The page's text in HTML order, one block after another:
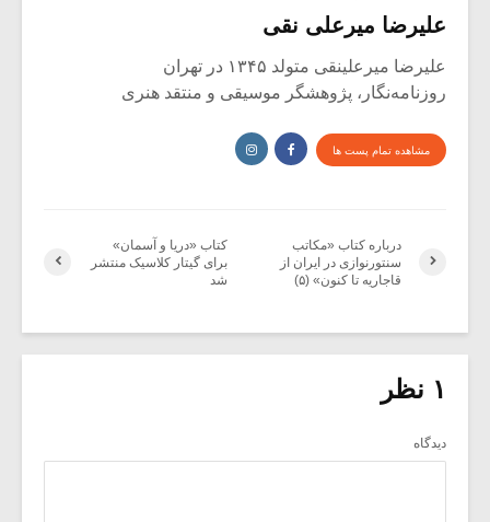
علیرضا میرعلی نقی
علیرضا میرعلینقی متولد ۱۳۴۵ در تهران
روزنامه‌نگار، پژوهشگر موسیقی و منتقد هنری
مشاهده تمام پست ها
کتاب «دریا و آسمان»
برای گیتار کلاسیک منتشر
شد
درباره کتاب «مکاتب
سنتورنوازی در ایران از
قاجاریه تا کنون» (۵)
۱ نظر
دیدگاه